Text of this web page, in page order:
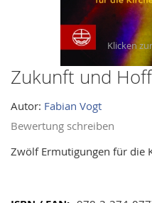
Zukunft und
Autor: Fabian Vogt
Bewertung schreiben
Zwölf Ermutigungen für die
Skip
the
beginning
the